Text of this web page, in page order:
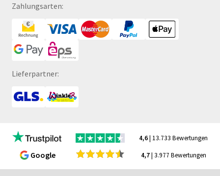
Zahlungsarten:
Lieferpartner:
4,6| 13.733 Bewertungen
Google 4,7| 3.977 Bewertungen